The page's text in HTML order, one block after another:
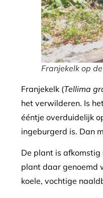
Franjekelk op
Franjekelk (Tellima
het verwilderen. Is
ééntje overduidelijk
ingeburgerd is. Dan
De plant is afkomstig
plant daar genoemd
koele, vochtige